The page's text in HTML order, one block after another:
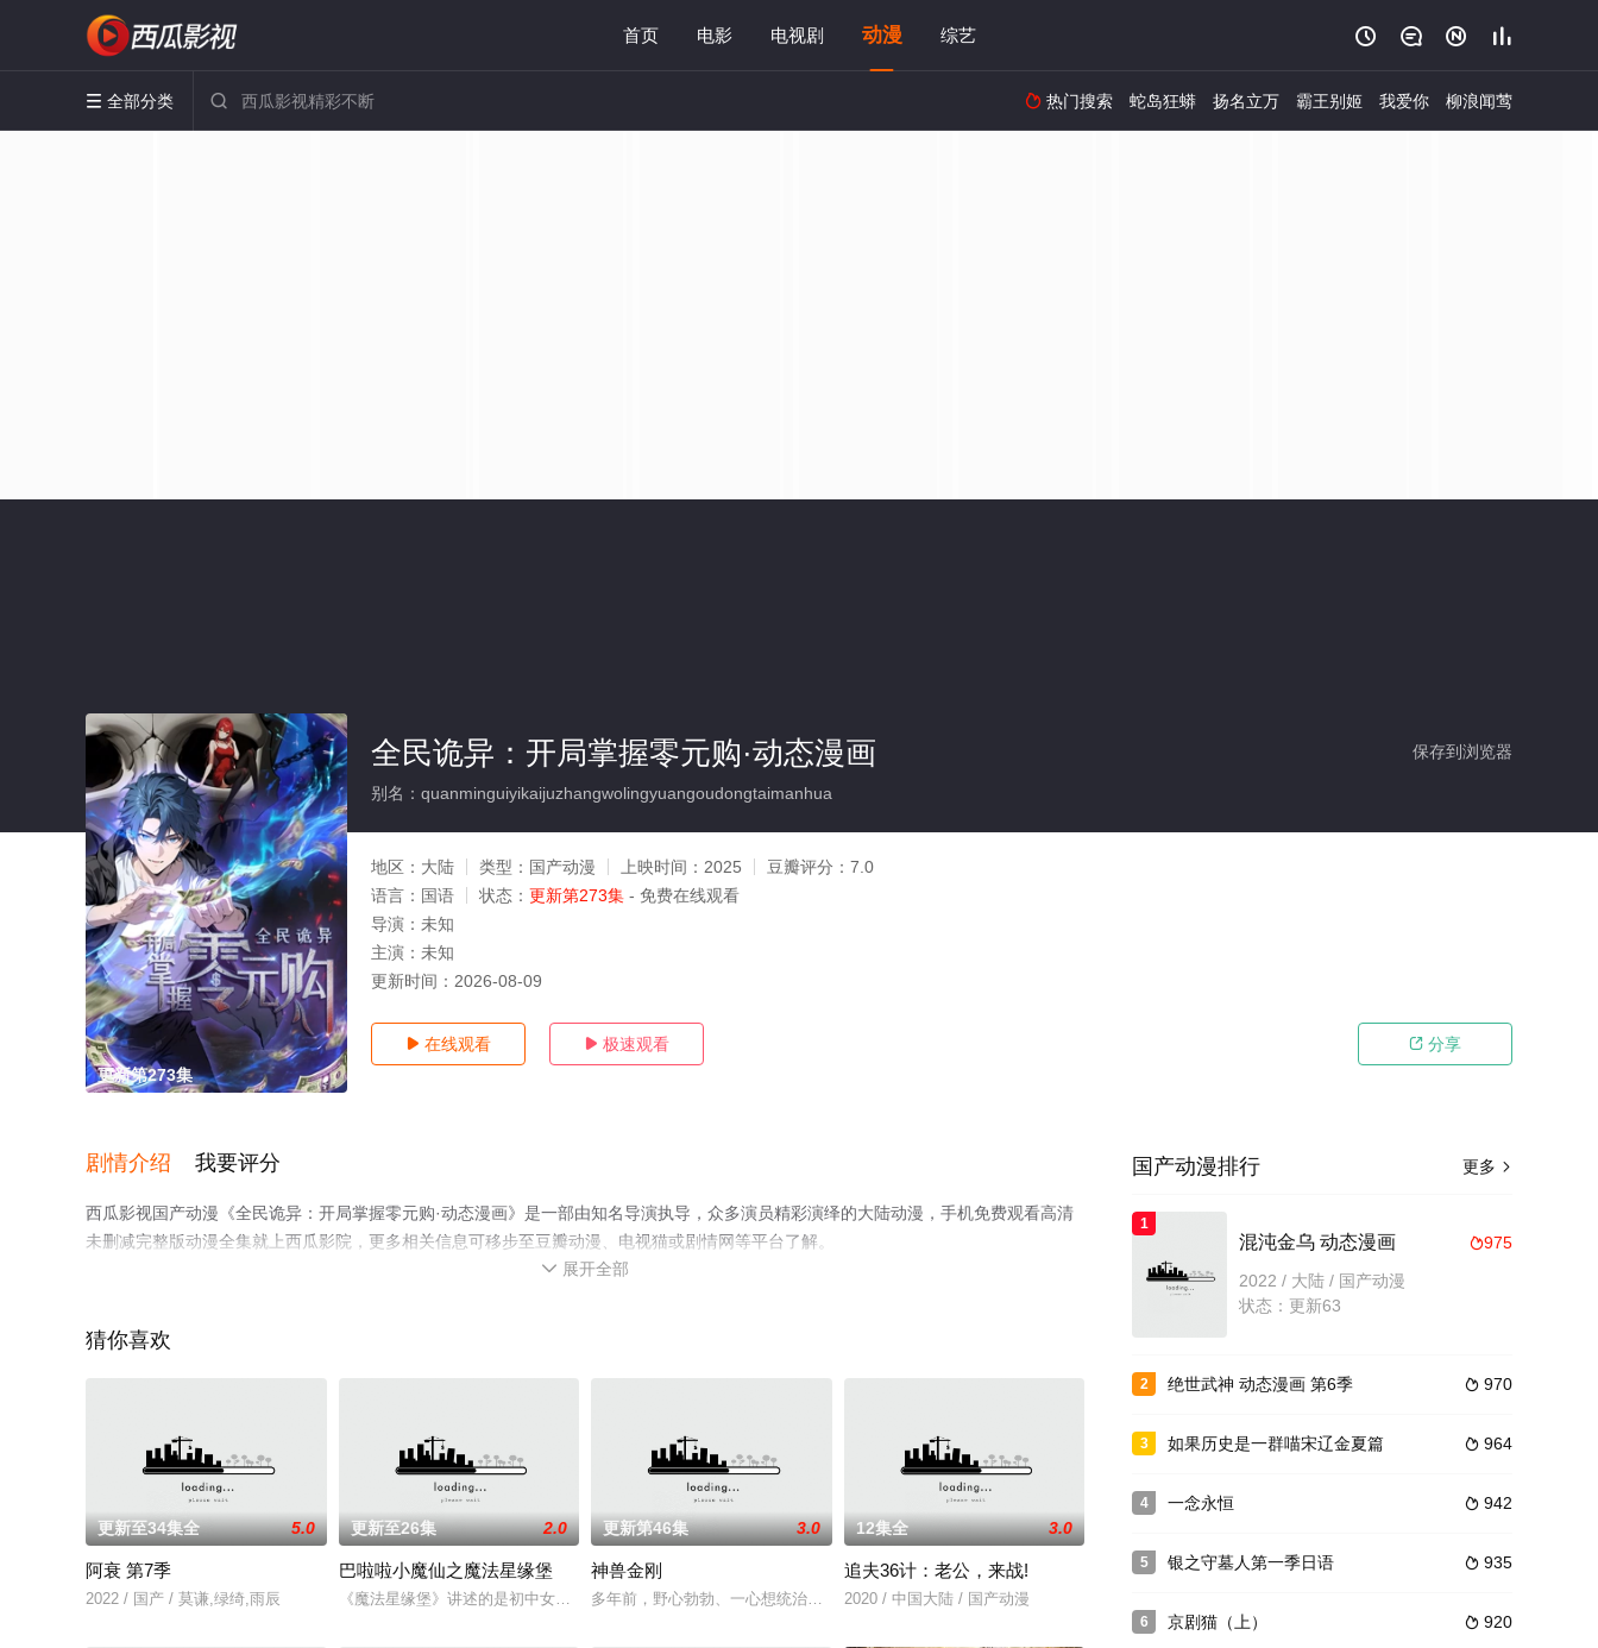
首页 电影 电视剧 动漫 综艺    
 全部分类   热门搜索 蛇岛狂蟒 扬名立万 霸王别姬 我爱你 柳浪闻莺
更新第273集
保存到浏览器
全民诡异：开局掌握零元购·动态漫画
别名：quanminguiyikaijuzhangwolingyuangoudongtaimanhua
地区： 大陆 类型： 国产动漫 上映时间： 2025 豆瓣评分： 7.0
语言： 国语 状态： 更新第273集 - 免费在线观看
导演： 未知
主演： 未知
更新时间： 2026-08-09
 在线观看  极速观看  分享
剧情介绍 我要评分
西瓜影视国产动漫《全民诡异：开局掌握零元购·动态漫画》是一部由知名导演执导，众多演员精彩演绎的大陆动漫，手机免费观看高清
未删减完整版动漫全集就上西瓜影院，更多相关信息可移步至豆瓣动漫、电视猫或剧情网等平台了解。
 展开全部
猜你喜欢
更新至34集全 5.0
阿衰 第7季
2022 / 国产 / 莫谦,绿绮,雨辰
更新至26集 2.0
巴啦啦小魔仙之魔法星缘堡
《魔法星缘堡》讲述的是初中女生夏乐彤、白尹玥和颜可可在三只魔法使者的引领下成为巴啦啦星缘少女，开启奇妙的魔法守护之旅的过
更新第46集 3.0
神兽金刚
多年前，野心勃勃、一心想统治宇宙的黑暗大帝危害环境、破坏和平，宇宙盟主北斗星王为了阻止他，在经过一番激烈的宇宙大战后，终
12集全 3.0
追夫36计：老公，来战!
2020 / 中国大陆 / 国产动漫
更多 
国产动漫排行
1
975
混沌金乌 动态漫画
2022 / 大陆 / 国产动漫
状态：更新63
2  970
绝世武神 动态漫画 第6季
3  964
如果历史是一群喵宋辽金夏篇
4  942
一念永恒
5  935
银之守墓人第一季日语
6  920
京剧猫（上）